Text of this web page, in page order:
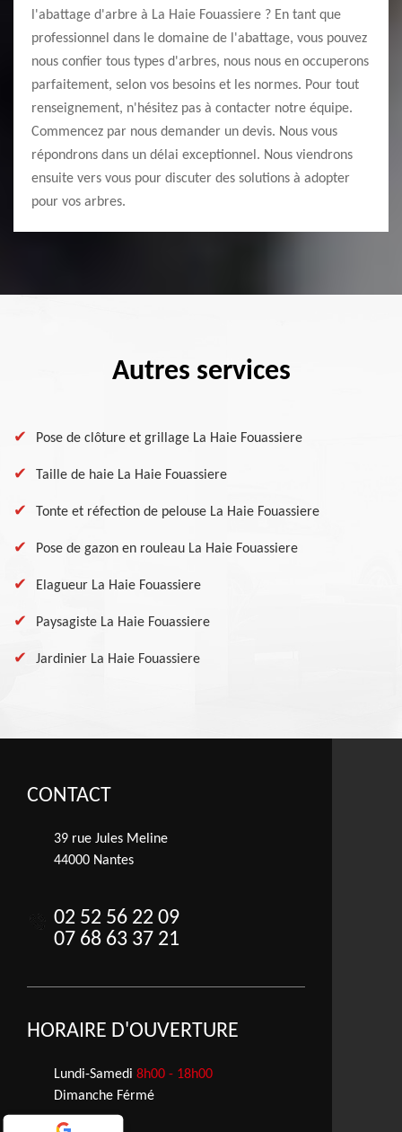
l'abattage d'arbre à La Haie Fouassiere ? En tant que
professionnel dans le domaine de l'abattage, vous pouvez
nous confier tous types d'arbres, nous nous en occuperons
parfaitement, selon vos besoins et les normes. Pour tout
renseignement, n'hésitez pas à contacter notre équipe.
Commencez par nous demander un devis. Nous vous
répondrons dans un délai exceptionnel. Nous viendrons
ensuite vers vous pour discuter des solutions à adopter
pour vos arbres.
Autres services
Pose de clôture et grillage La Haie Fouassiere
Taille de haie La Haie Fouassiere
Tonte et réfection de pelouse La Haie Fouassiere
Pose de gazon en rouleau La Haie Fouassiere
Elagueur La Haie Fouassiere
Paysagiste La Haie Fouassiere
Jardinier La Haie Fouassiere
CONTACT
39 rue Jules Meline
44000 Nantes
02 52 56 22 09
07 68 63 37 21
HORAIRE D'OUVERTURE
Lundi-Samedi 8h00 - 18h00
Dimanche Férmé